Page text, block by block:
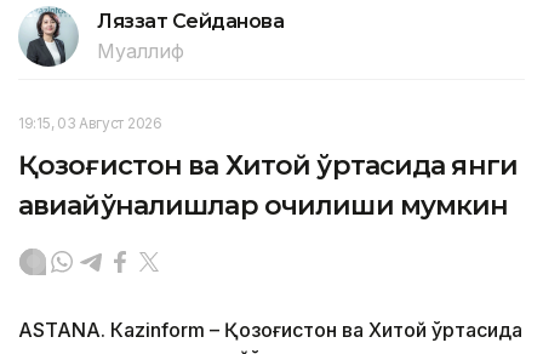
Ляззат Сейданова
Муаллиф
19:15, 03 Август 2026
Қозоғистон ва Хитой ўртасида янги
авиайўналишлар очилиши мумкин
ASTANА. Кazinform – Қозоғистон ва Хитой ўртасида